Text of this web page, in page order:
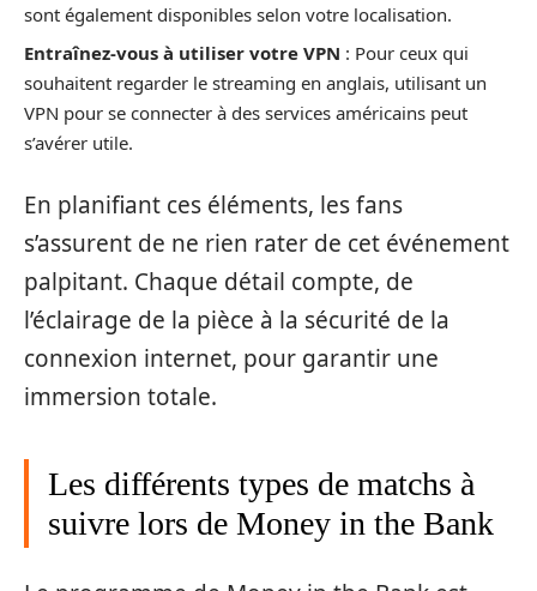
sont également disponibles selon votre localisation.
Entraînez-vous à utiliser votre VPN : Pour ceux qui
souhaitent regarder le streaming en anglais, utilisant un
VPN pour se connecter à des services américains peut
s’avérer utile.
En planifiant ces éléments, les fans
s’assurent de ne rien rater de cet événement
palpitant. Chaque détail compte, de
l’éclairage de la pièce à la sécurité de la
connexion internet, pour garantir une
immersion totale.
Les différents types de matchs à
suivre lors de Money in the Bank